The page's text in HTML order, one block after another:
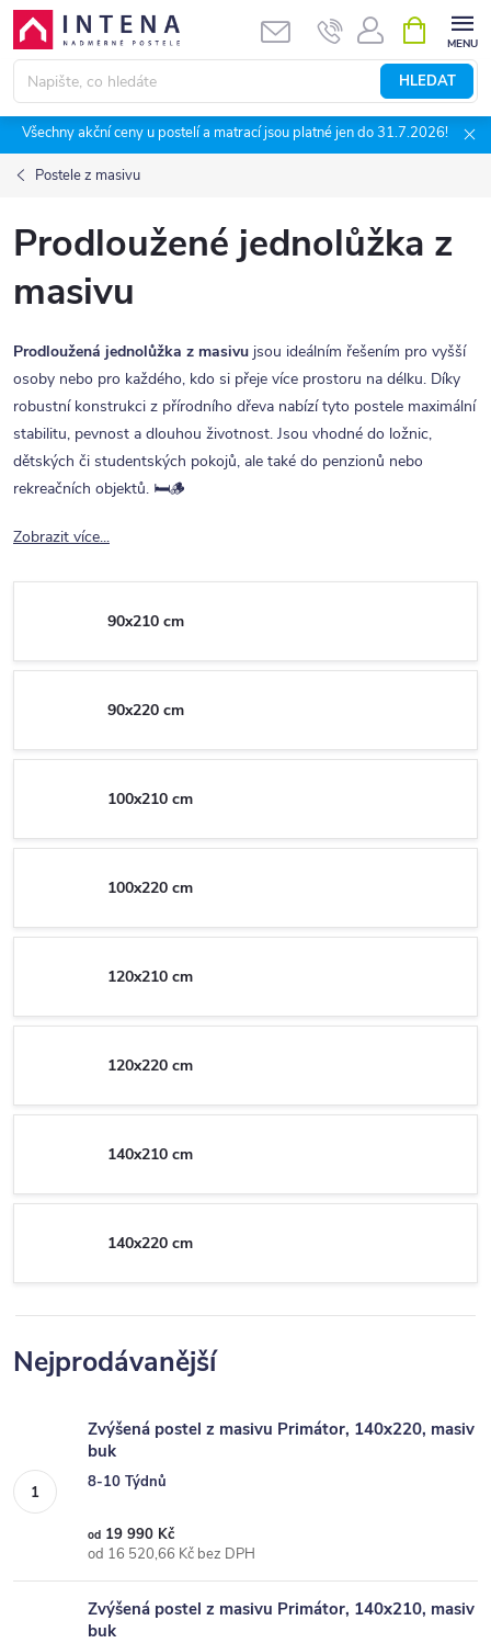
Přejít
obsah
HLEDAT
NÁKUPNÍ
KOŠÍK
Všechny akční ceny u postelí a matrací jsou platné jen do 31.7.2026!
Postele z masivu
Prodloužené jednolůžka z
masivu
Prodloužená jednolůžka z masivu jsou ideálním řešením pro vyšší
osoby nebo pro každého, kdo si přeje více prostoru na délku. Díky
robustní konstrukci z přírodního dřeva nabízí tyto postele maximální
stabilitu, pevnost a dlouhou životnost. Jsou vhodné do ložnic,
dětských či studentských pokojů, ale také do penzionů nebo
rekreačních objektů. 🛏️🪵
Zobrazit více...
90x210 cm
90x220 cm
100x210 cm
100x220 cm
120x210 cm
120x220 cm
140x210 cm
140x220 cm
Nejprodávanější
Zvýšená postel z masivu Primátor, 140x220, masiv
buk
8-10 Týdnů
od 19 990 Kč
od 16 520,66 Kč bez DPH
Zvýšená postel z masivu Primátor, 140x210, masiv
buk